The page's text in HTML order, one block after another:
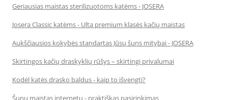
Geriausias maistas sterilizuotoms katėms - JOSERA
Josera Classic katėms - Ulta premium klasės kačių maistas
Aukščiausios kokybės standartas Jūsų šuns mitybai - JOSERA
Skirtingos kačių draskyklių rūšys – skirtingi privalumai
Kodėl katės drasko baldus - kaip to išvengti?
Šunų maistas internetu - praktiškas pasirinkimas